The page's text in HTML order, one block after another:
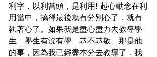
利字，以利當頭，是利用! 起心動念在利
用當中，搞得最後就有分別心了，就有
執著心了。如果我是盡心盡力去教導學
生，學生有沒有學，恭不恭敬，那是他
的事，因為我已經盡本分去教導了，我